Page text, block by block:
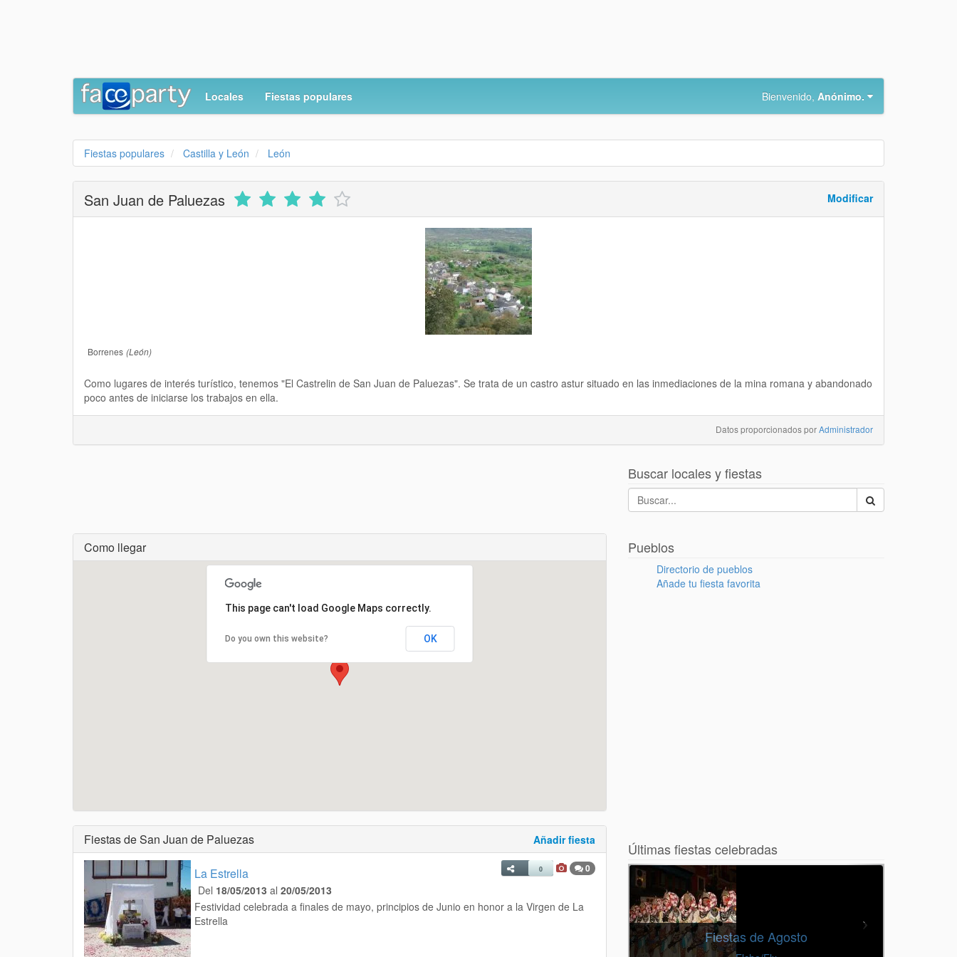
Locales Fiestas populares Bienvenido, Anónimo.
Fiestas populares Castilla y León León
Modificar
San Juan de Paluezas
Borrenes (León)
Como lugares de interés turístico, tenemos "El Castrelin de San Juan de Paluezas". Se trata de un castro astur situado en las inmediaciones de la mina romana y abandonado
poco antes de iniciarse los trabajos en ella.
Datos proporcionados porAdministrador
Como llegar
This page can't load Google Maps correctly.
Do you own this website? OK
Añadir fiesta
Fiestas de San Juan de Paluezas
0
0
La Estrella
Del 18/05/2013 al 20/05/2013
Festividad celebrada a finales de mayo, principios de Junio en honor a la Virgen de La
Estrella
Buscar locales y fiestas
Pueblos
Directorio de pueblos
Añade tu fiesta favorita
Últimas fiestas celebradas
Fiestas de Agosto